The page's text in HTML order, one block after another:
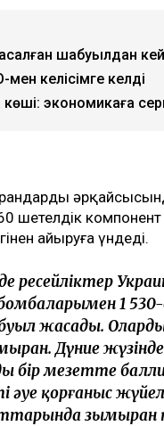
шабуылдан
келісімге келді
көші: экономикаға
60 шетелдік
айыруға үндеді.
ресейліктер
1
жасады.
Дүние
бір мезетте
әуе қорғаныс
зымыран